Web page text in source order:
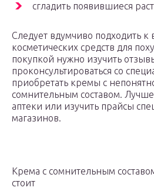
сгладить появившиеся
Следует вдумчиво подходить к
косметических средств для
покупкой нужно изучить
проконсультироваться со
приобретать кремы с
сомнительным составом. Лучше
аптеки или изучить прайсы
магазинов.
Крема с сомнительным
стоит